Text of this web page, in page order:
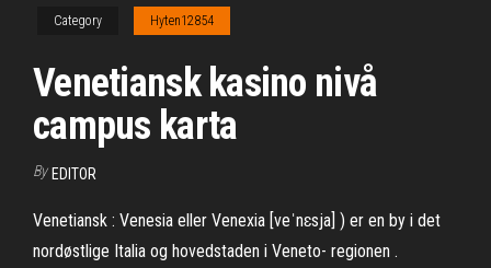
Category Hyten12854
Venetiansk kasino nivå
campus karta
By EDITOR
Venetiansk : Venesia eller Venexia [veˈnɛsja] ) er en by i det
nordøstlige Italia og hovedstaden i Veneto- regionen .